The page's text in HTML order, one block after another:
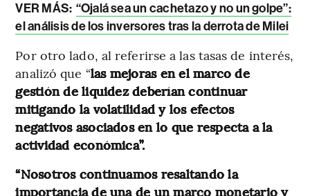
VER MÁS: “Ojalá sea un cachetazo y no un golpe”:
el análisis de los inversores tras la derrota de Milei
Por otro lado, al referirse a las tasas de interés,
analizó que “las mejoras en el marco de
gestión de liquidez deberían continuar
mitigando la volatilidad y los efectos
negativos asociados en lo que respecta a la
actividad económica”.
“Nosotros continuamos resaltando la
importancia de una de un marco monetario y